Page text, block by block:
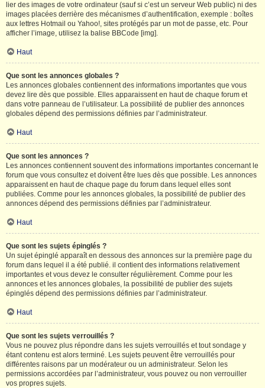
lier des images de votre ordinateur (sauf si c’est un serveur Web public) ni des
images placées derrière des mécanismes d’authentification, exemple : boîtes
aux lettres Hotmail ou Yahoo!, sites protégés par un mot de passe, etc. Pour
afficher l’image, utilisez la balise BBCode [img].
Haut
Que sont les annonces globales ?
Les annonces globales contiennent des informations importantes que vous
devez lire dès que possible. Elles apparaissent en haut de chaque forum et
dans votre panneau de l’utilisateur. La possibilité de publier des annonces
globales dépend des permissions définies par l’administrateur.
Haut
Que sont les annonces ?
Les annonces contiennent souvent des informations importantes concernant le
forum que vous consultez et doivent être lues dès que possible. Les annonces
apparaissent en haut de chaque page du forum dans lequel elles sont
publiées. Comme pour les annonces globales, la possibilité de publier des
annonces dépend des permissions définies par l’administrateur.
Haut
Que sont les sujets épinglés ?
Un sujet épinglé apparaît en dessous des annonces sur la première page du
forum dans lequel il a été publié. il contient des informations relativement
importantes et vous devez le consulter régulièrement. Comme pour les
annonces et les annonces globales, la possibilité de publier des sujets
épinglés dépend des permissions définies par l’administrateur.
Haut
Que sont les sujets verrouillés ?
Vous ne pouvez plus répondre dans les sujets verrouillés et tout sondage y
étant contenu est alors terminé. Les sujets peuvent être verrouillés pour
différentes raisons par un modérateur ou un administrateur. Selon les
permissions accordées par l’administrateur, vous pouvez ou non verrouiller
vos propres sujets.